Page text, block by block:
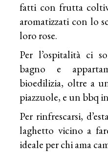
fatti con frutta
aromatizzati con lo
loro rose.
Per l’ospitalità ci
bagno e
bioedilizia, oltre a
piazzuole, e un bbq
Per rinfrescarsi,
laghetto vicino a
ideale per chi ama